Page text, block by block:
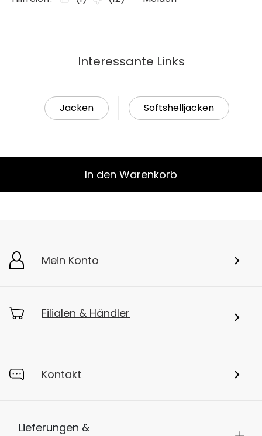
Interessante Links
Jacken Softshelljacken
In den Warenkorb
Mein Konto
Filialen & Händler
Kontakt
Lieferungen &